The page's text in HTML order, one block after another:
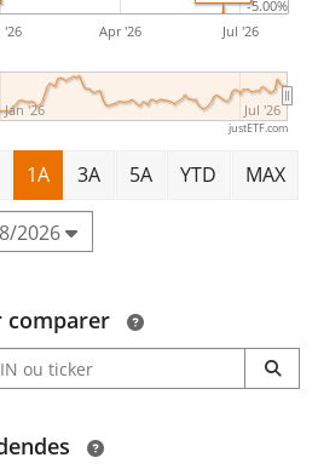
à hauteur de 91 M d'EUR.
'26 Apr '26 Jul '26
Jan '26 Jul '26
-5.00%
justETF.com
1A 3A 5A YTD MAX
2026
comparer